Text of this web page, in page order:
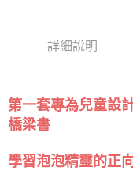
詳細說明
第一套專為兒童設
橋梁書
學習泡泡精靈的正